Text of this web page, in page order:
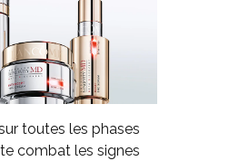
toutes les phases
combat les signes